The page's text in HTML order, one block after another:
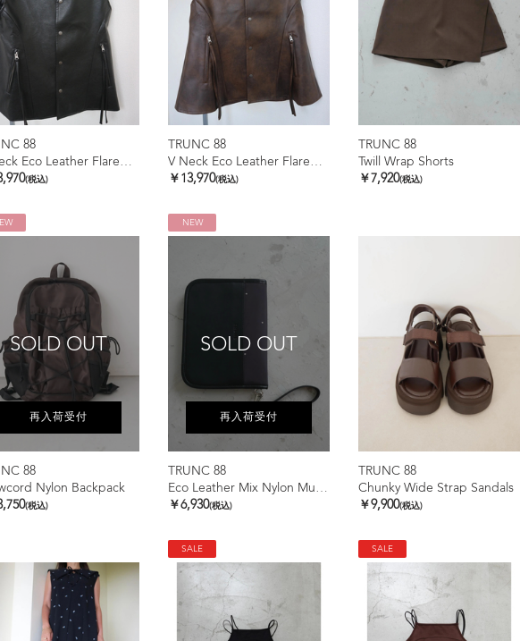
88
V Neck Eco Leather Flared Vest
(税込)
TRUNC 88
V Neck Eco Leather Flared Vest
￥13,970(税込)
TRUNC 88
Twill Wrap Shorts
￥7,920(税込)
SOLD OUT
再入荷受付
88
Nylon Backpack
(税込)
NEW
SOLD OUT
再入荷受付
TRUNC 88
Eco Leather Mix Nylon Multi Case
￥6,930(税込)
TRUNC 88
Chunky Wide Strap Sandals
￥9,900(税込)
SALE SALE